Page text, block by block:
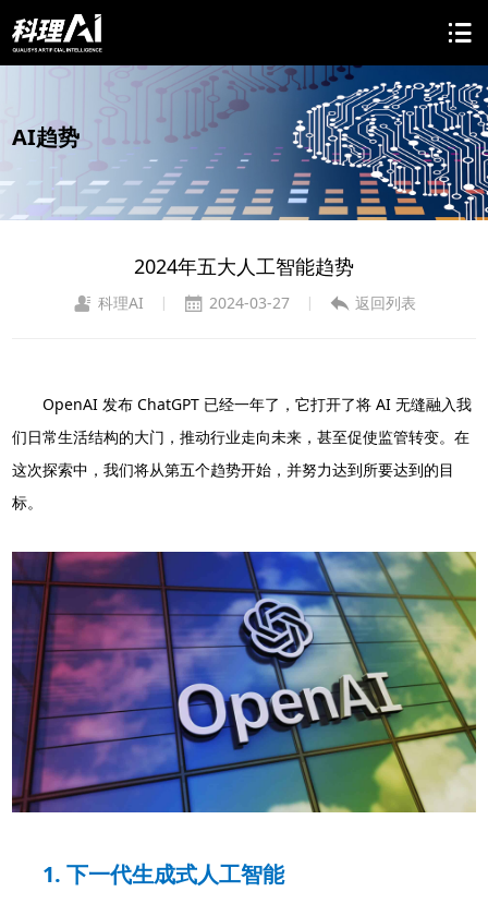
AI趋势
2024年五大人工智能趋势
科理AI | 2024-03-27 | 返回列表
OpenAI 发布 ChatGPT 已经一年了，它打开了将 AI 无缝融入我
们日常生活结构的大门，推动行业走向未来，甚至促使监管转变。在
这次探索中，我们将从第五个趋势开始，并努力达到所要达到的目
标。
1. 下一代生成式人工智能